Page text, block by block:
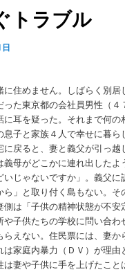
トラブル
に住めません。しばらく別居
た東京都の会社員男性（４
耳を疑った。それまで何の
息子と家族４人で幸せに暮ら
に戻ると、妻と義父が引っ越
母がどこかに連れ出したよ
いじゃないですか」。義父に
ら」と取り付く島もない。そ
は「子供の精神状態が不安
子供たちの学校に問い合わ
えない。住民票には、妻か
家庭内暴力（ＤＶ）が理由
は妻や子供に手を上げたこと